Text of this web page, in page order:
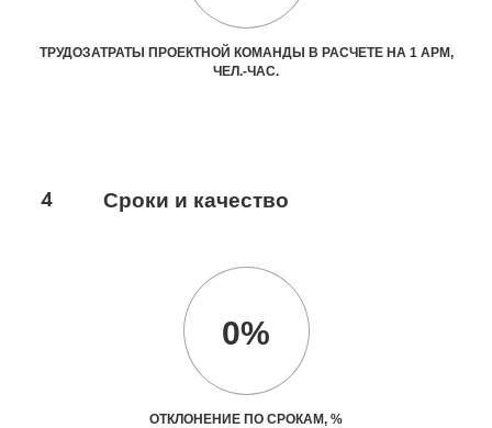
ТРУДОЗАТРАТЫ ПРОЕКТНОЙ КОМАНДЫ В РАСЧЕТЕ НА 1 АРМ,
ЧЕЛ.-ЧАС.
4 Сроки и качество
0%
ОТКЛОНЕНИЕ ПО СРОКАМ, %